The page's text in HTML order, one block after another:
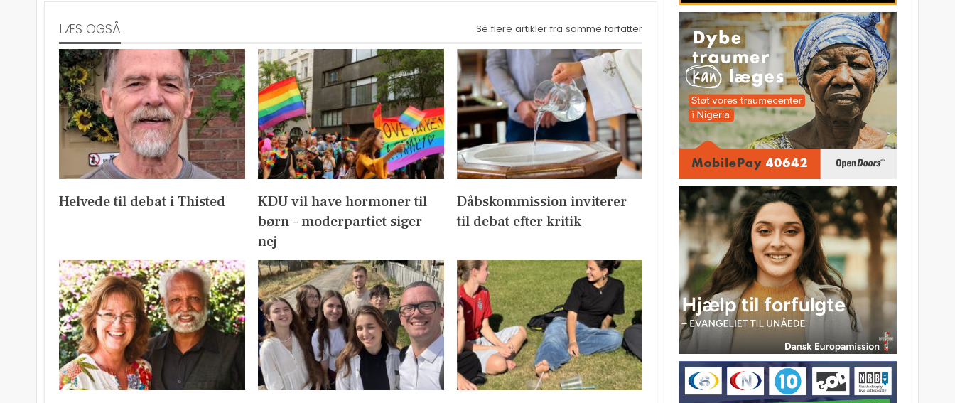
LÆS OGSÅ Se flere artikler fra samme forfatter
Helvede til debat i Thisted
KDU vil have hormoner til
børn – moderpartiet siger
nej
Dåbskommission inviterer
til debat efter kritik